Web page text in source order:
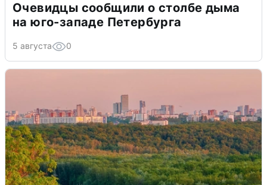
Очевидцы сообщили о столбе дыма
на юго-западе Петербурга
5 августа 0